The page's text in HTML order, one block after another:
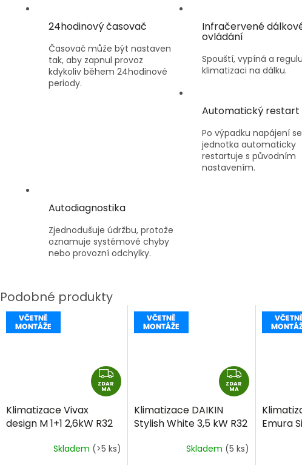
24hodinový časovač
Časovač může být nastaven
tak, aby zapnul provoz
kdykoliv během 24hodinové
periody.
Infračervené
ovládání
Spouští, vypíná a
klimatizaci na dálku.
Automatický restart
Po výpadku napájení se
jednotka automaticky
restartuje s původním
nastavením.
Autodiagnostika
Zjednodušuje údržbu, protože
oznamuje systémové chyby
nebo provozní odchylky.
Z
D
M
A
ZDAR
MA
Klimatizace Vivax
design M 1+1 2,6kW R32
Skladem (>5 ks)
Z
D
R
M
A
ZDAR
MA
Klimatizace DAIKIN
Stylish White 3,5 kW R32
Skladem (5 ks)
Emura